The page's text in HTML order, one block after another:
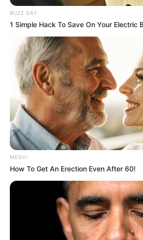
BUZZ DAY
1 Simple Hack To Save On Your Electric
MEDVI
How To Get An Erection Even After 60!